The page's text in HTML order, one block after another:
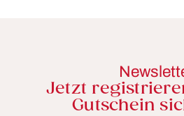
Jetzt
Gutschein